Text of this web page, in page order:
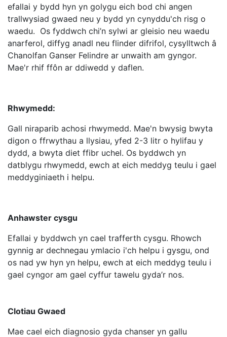
efallai y bydd hyn yn golygu eich bod chi angen
trallwysiad gwaed neu y bydd yn cynyddu'ch risg o
waedu. Os fyddwch chi’n sylwi ar gleisio neu waedu
anarferol, diffyg anadl neu flinder difrifol, cysylltwch â
Chanolfan Ganser Felindre ar unwaith am gyngor.
Mae'r rhif ffôn ar ddiwedd y daflen.
Rhwymedd:
Gall niraparib achosi rhwymedd. Mae'n bwysig bwyta
digon o ffrwythau a llysiau, yfed 2-3 litr o hylifau y
dydd, a bwyta diet ffibr uchel. Os byddwch yn
datblygu rhwymedd, ewch at eich meddyg teulu i gael
meddyginiaeth i helpu.
Anhawster cysgu
Efallai y byddwch yn cael trafferth cysgu. Rhowch
gynnig ar dechnegau ymlacio i'ch helpu i gysgu, ond
os nad yw hyn yn helpu, ewch at eich meddyg teulu i
gael cyngor am gael cyffur tawelu gyda’r nos.
Clotiau Gwaed
Mae cael eich diagnosio gyda chanser yn gallu